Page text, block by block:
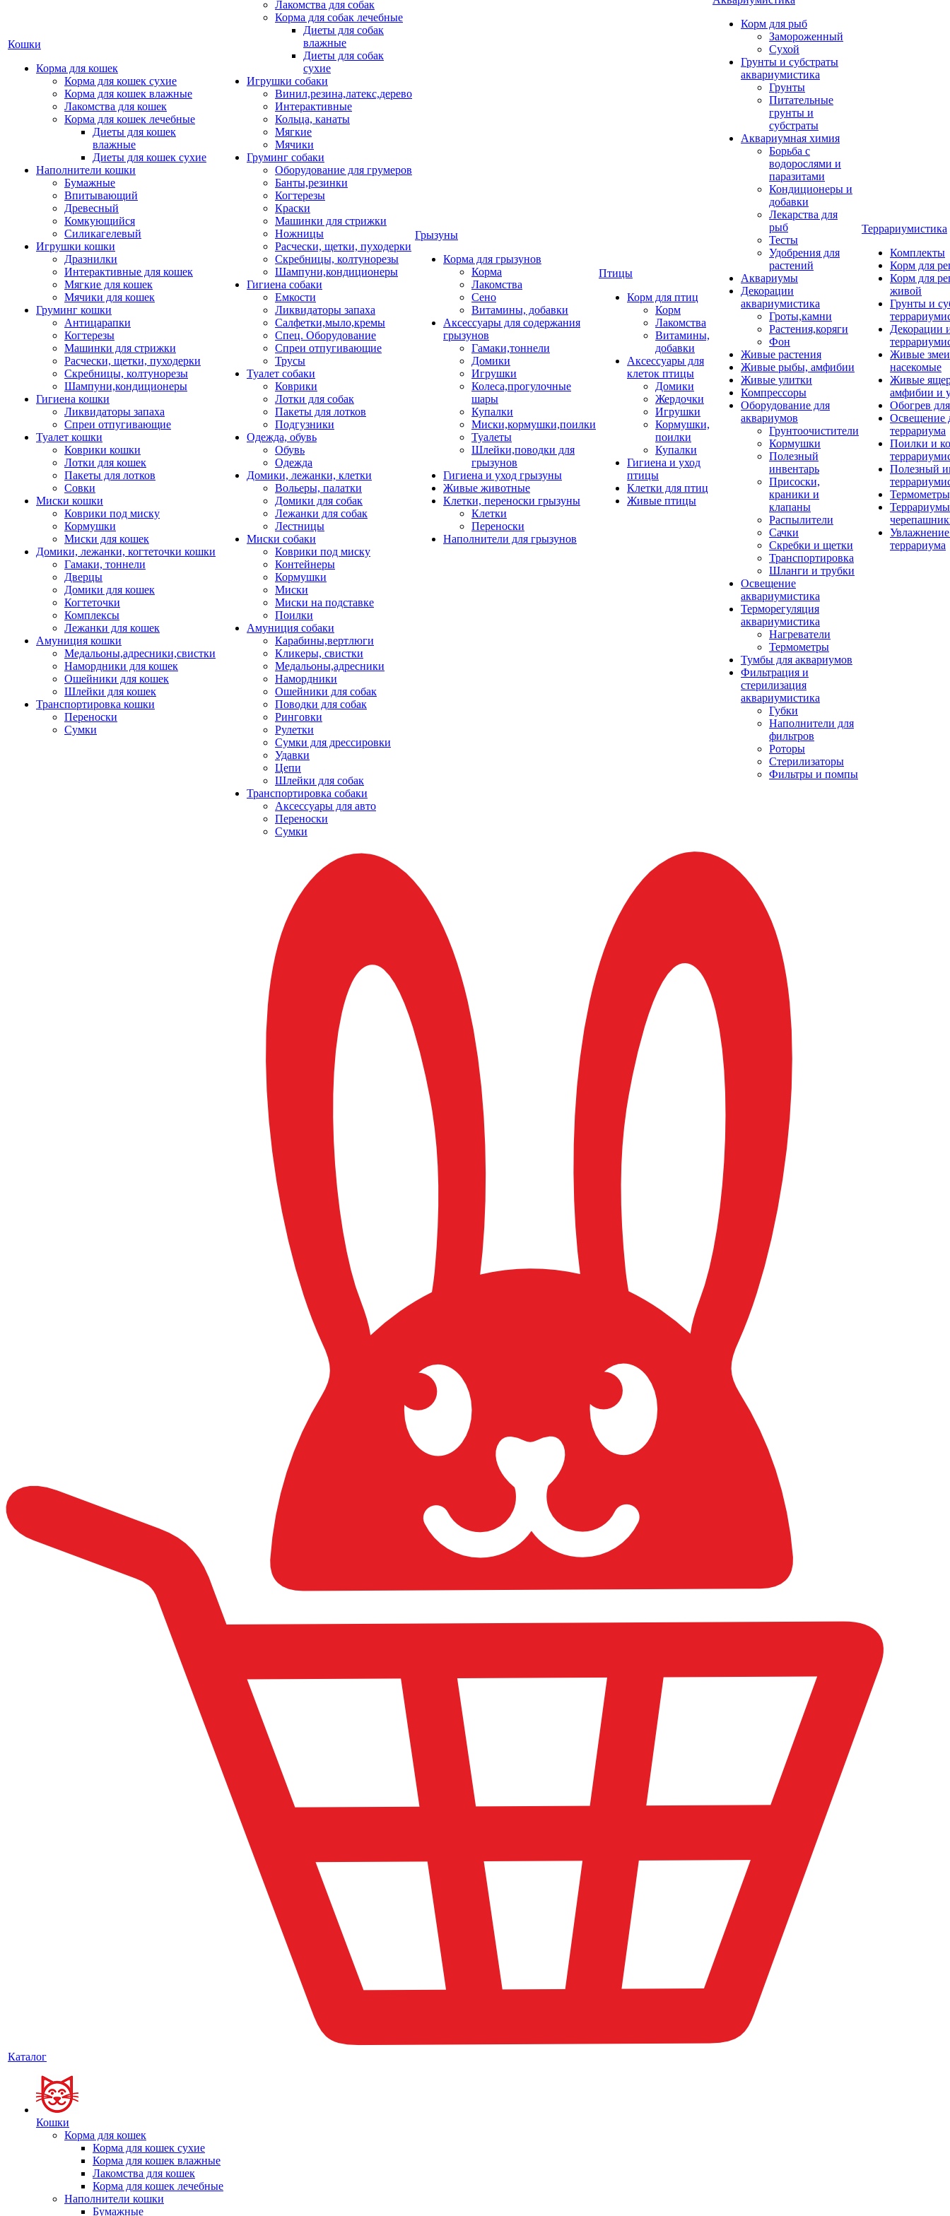
Кошки
Корма для кошек
Корма для кошек сухие
Корма для кошек влажные
Лакомства для кошек
Корма для кошек лечебные
Диеты для кошек
влажные
Диеты для кошек сухие
Наполнители кошки
Бумажные
Впитывающий
Древесный
Комкующийся
Силикагелевый
Игрушки кошки
Дразнилки
Интерактивные для кошек
Мягкие для кошек
Мячики для кошек
Груминг кошки
Антицарапки
Когтерезы
Машинки для стрижки
Расчески, щетки, пуходерки
Скребницы, колтунорезы
Шампуни,кондиционеры
Гигиена кошки
Ликвидаторы запаха
Спреи отпугивающие
Туалет кошки
Коврики кошки
Лотки для кошек
Пакеты для лотков
Совки
Миски кошки
Коврики под миску
Кормушки
Миски для кошек
Домики, лежанки, когтеточки кошки
Гамаки, тоннели
Дверцы
Домики для кошек
Когтеточки
Комплексы
Лежанки для кошек
Амуниция кошки
Медальоны,адресники,свистки
Намордники для кошек
Ошейники для кошек
Шлейки для кошек
Транспортировка кошки
Переноски
Сумки
Лакомства для собак
Корма для собак лечебные
Диеты для собак
влажные
Диеты для собак
сухие
Игрушки собаки
Винил,резина,латекс,дерево
Интерактивные
Кольца, канаты
Мягкие
Мячики
Груминг собаки
Оборудование для грумеров
Банты,резинки
Когтерезы
Краски
Машинки для стрижки
Ножницы
Расчески, щетки, пуходерки
Скребницы, колтунорезы
Шампуни,кондиционеры
Гигиена собаки
Емкости
Ликвидаторы запаха
Салфетки,мыло,кремы
Спец. Оборудование
Спреи отпугивающие
Трусы
Туалет собаки
Коврики
Лотки для собак
Пакеты для лотков
Подгузники
Одежда, обувь
Обувь
Одежда
Домики, лежанки, клетки
Вольеры, палатки
Домики для собак
Лежанки для собак
Лестницы
Миски собаки
Коврики под миску
Контейнеры
Кормушки
Миски
Миски на подставке
Поилки
Амуниция собаки
Карабины,вертлюги
Кликеры, свистки
Медальоны,адресники
Намордники
Ошейники для собак
Поводки для собак
Ринговки
Рулетки
Сумки для дрессировки
Удавки
Цепи
Шлейки для собак
Транспортировка собаки
Аксессуары для авто
Переноски
Сумки
Грызуны
Корма для грызунов
Корма
Лакомства
Сено
Витамины, добавки
Аксессуары для содержания
грызунов
Гамаки,тоннели
Домики
Игрушки
Колеса,прогулочные
шары
Купалки
Миски,кормушки,поилки
Туалеты
Шлейки,поводки для
грызунов
Гигиена и уход грызуны
Живые животные
Клетки, переноски грызуны
Клетки
Переноски
Наполнители для грызунов
Птицы
Корм для птиц
Корм
Лакомства
Витамины,
добавки
Аксессуары для
клеток птицы
Домики
Жердочки
Игрушки
Кормушки,
поилки
Купалки
Гигиена и уход
птицы
Клетки для птиц
Живые птицы
Корм для рыб
Замороженный
Сухой
Грунты и субстраты
аквариумистика
Грунты
Питательные
грунты и
субстраты
Аквариумная химия
Борьба с
водорослями и
паразитами
Кондиционеры и
добавки
Лекарства для
рыб
Тесты
Удобрения для
растений
Аквариумы
Декорации
аквариумистика
Гроты,камни
Растения,коряги
Фон
Живые растения
Живые рыбы, амфибии
Живые улитки
Компрессоры
Оборудование для
аквариумов
Грунтоочистители
Кормушки
Полезный
инвентарь
Присоски,
краники и
клапаны
Распылители
Сачки
Скребки и щетки
Транспортировка
Шланги и трубки
Освещение
аквариумистика
Терморегуляция
аквариумистика
Нагреватели
Термометры
Тумбы для аквариумов
Фильтрация и
стерилизация
аквариумистика
Губки
Наполнители для
фильтров
Роторы
Стерилизаторы
Фильтры и помпы
Террариумистика
Комплекты
Корм для
Корм для
живой
Грунты и
Декорации
Живые
насекомые
Живые
амфибии и
Обогрев
Освещение
террариума
Поилки и
Полезный
террариума
Каталог
Кошки
Корма для кошек
Корма для кошек сухие
Корма для кошек влажные
Лакомства для кошек
Корма для кошек лечебные
Наполнители кошки
Бумажные